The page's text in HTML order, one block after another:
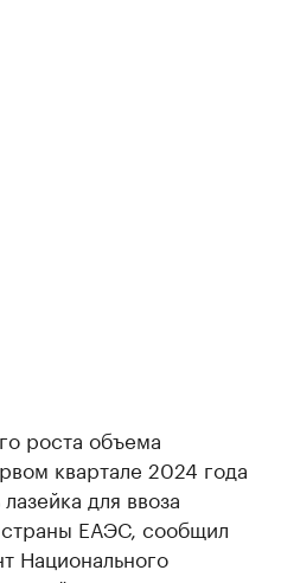
роста объема
квартале 2024 года
для ввоза
ЕАЭС, сообщил
Национального